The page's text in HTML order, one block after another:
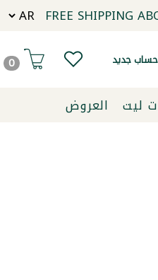
FREE SHIPPING
حساب جديد 0
ليت
العروض